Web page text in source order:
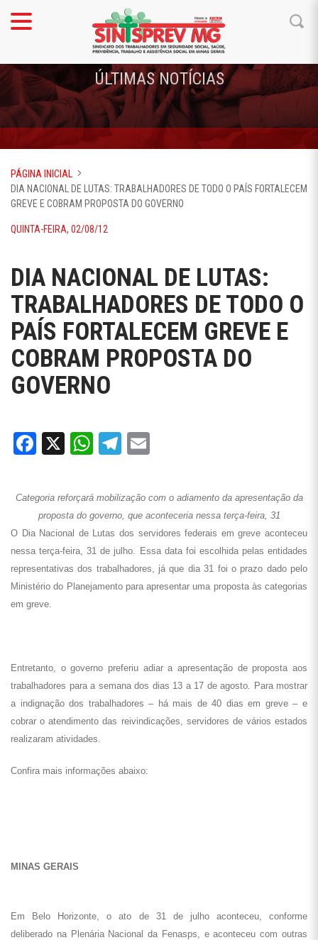
ÚLTIMAS NOTÍCIAS
PÁGINA INICIAL
DIA NACIONAL DE LUTAS: TRABALHADORES DE TODO O PAÍS FORTALECEM
GREVE E COBRAM PROPOSTA DO GOVERNO
QUINTA-FEIRA, 02/08/12
DIA NACIONAL DE LUTAS:
TRABALHADORES DE TODO O
PAÍS FORTALECEM GREVE E
COBRAM PROPOSTA DO
GOVERNO
Facebook
X WhatsApp
Telegram
Categoria reforçará mobilização com o adiamento da apresentação da
proposta do governo, que aconteceria nessa terça-feira, 31
O Dia Nacional de Lutas dos servidores federais em greve aconteceu
nessa terça-feira, 31 de julho. Essa data foi escolhida pelas entidades
representativas dos trabalhadores, já que dia 31 foi o prazo dado pelo
Ministério do Planejamento para apresentar uma proposta às categorias
em greve.
Entretanto, o governo preferiu adiar a apresentação de proposta aos
trabalhadores para a semana dos dias 13 a 17 de agosto. Para mostrar
a indignação dos trabalhadores – há mais de 40 dias em greve – e
cobrar o atendimento das reivindicações, servidores de vários estados
realizaram atividades.
Confira mais informações abaixo:
MINAS GERAIS
Em Belo Horizonte, o ato de 31 de julho aconteceu, conforme
deliberado na Plenária Nacional da Fenasps, e aconteceu com outras